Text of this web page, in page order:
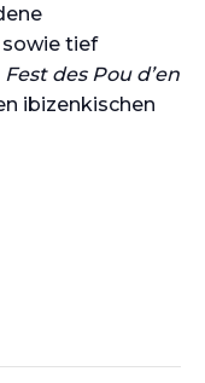
tief
Fest des Pou d’en
ibizenkischen